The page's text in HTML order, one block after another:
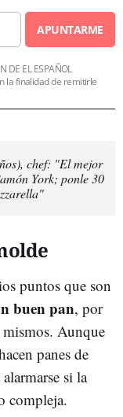
APUNTARME
DE EL ESPAÑOL
la finalidad de remitirle
chef: "El mejor
York; ponle 30
puntos que son
buen pan, por
mismos. Aunque
panes de
si la
compleja.